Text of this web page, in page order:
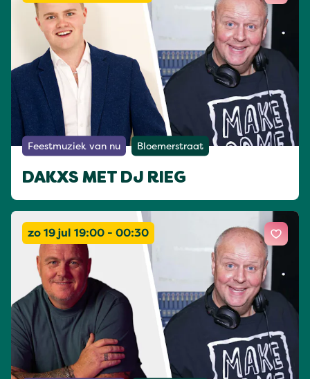
Feestmuziek van nu Bloemerstraat
DAKXS MET DJ RIEG
zo 19 jul 19:00 - 00:30